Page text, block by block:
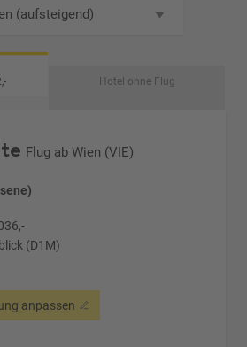
(aufsteigend)
Hotel ohne Flug
Flug ab Wien (VIE)
(D1M)
anpassen